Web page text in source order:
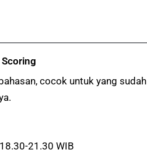
Scoring
cocok untuk yang sudah
21.30 WIB